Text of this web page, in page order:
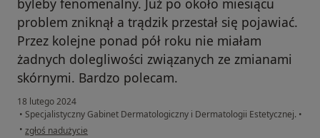
byleby fenomenalny. Już po około miesiącu
problem zniknął a trądzik przestał się pojawiać.
Przez kolejne ponad pół roku nie miałam
żadnych dolegliwości związanych ze zmianami
skórnymi. Bardzo polecam.
18 lutego 2024
• Specjalistyczny Gabinet Dermatologiczny i Dermatologii Estetycznej. •
• w opinii użytkownika Maria
zgłoś nadużycie